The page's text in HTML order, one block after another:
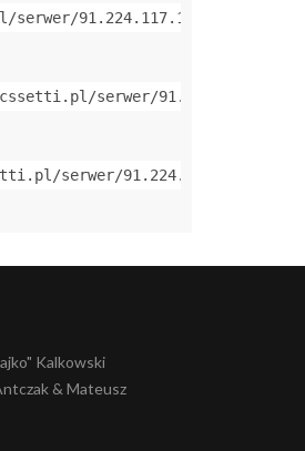
91.224.117.10:27050
serwer/
serwer/
Kalkowski
& Mateusz